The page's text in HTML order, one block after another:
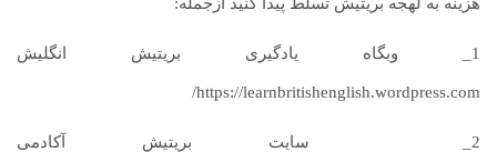
1_ وبگاه یادگیری بریتیش انگلیش
https://learnbritishenglish.wordpress.com/
2_ سایت بریتیش آکادمی